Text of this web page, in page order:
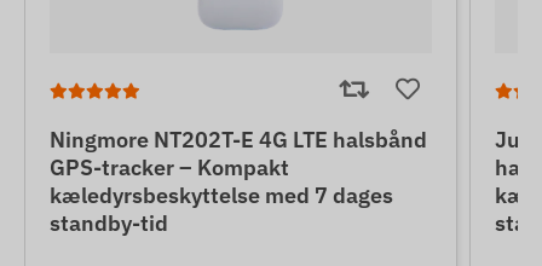
Ningmore NT202T-E 4G LTE halsbånd
GPS-tracker – Kompakt
kæledyrsbeskyttelse med 7 dages
standby-tid